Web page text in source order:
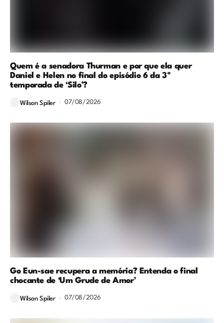
Quem é a senadora Thurman e por que ela quer
Daniel e Helen no final do episódio 6 da 3ª
temporada de ‘Silo’?
Wilson Spiler 07/08/2026
Go Eun-sae recupera a memória? Entenda o final
chocante de ‘Um Grude de Amor’
Wilson Spiler 07/08/2026